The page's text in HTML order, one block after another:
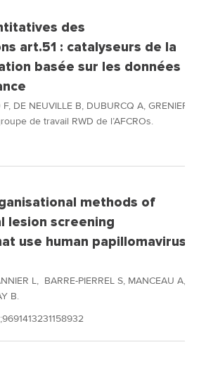
des
art.51 : catalyseurs de la
basée sur les données
F, DE NEUVILLE B, DUBURCQ A, GRENIER
de travail RWD de l’AFCROs.
methods of
lesion screening
use human papillomavirus
L, BARRE-PIERREL S, MANCEAU A,
B.